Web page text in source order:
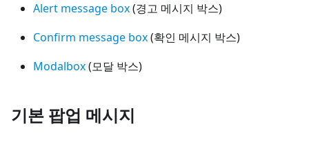
Alert message box(경고 메시지 박스)
Confirm message box(확인 메시지 박스)
Modalbox(모달 박스)
기본 팝업 메시지